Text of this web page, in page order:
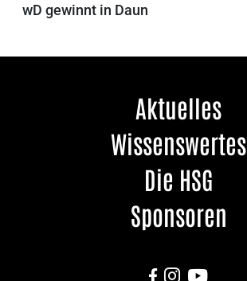
wD gewinnt in Daun
Aktuelles
Wissenswertes
Die HSG
Sponsoren
  